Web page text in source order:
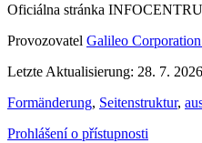
Oficiálna stránka
Provozovatel Galileo Corporation
Letzte Aktualisierung: 28. 7. 2026
Formänderung, Seitenstruktur,
Prohlášení o přístupnosti